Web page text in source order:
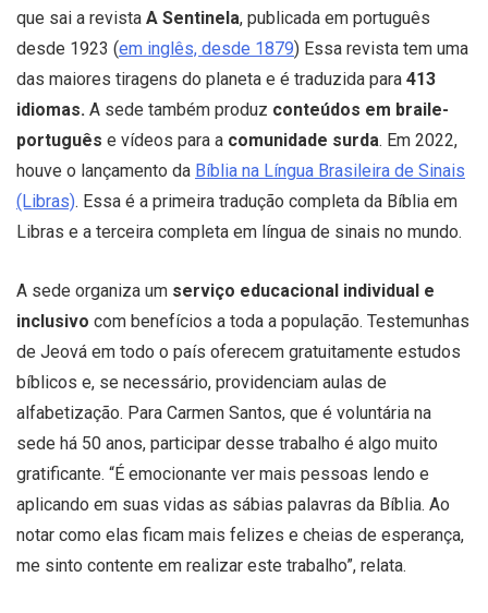
que sai a revista A Sentinela, publicada em português
desde 1923 (em inglês, desde 1879) Essa revista tem uma
das maiores tiragens do planeta e é traduzida para 413
idiomas. A sede também produz conteúdos em braile-
português e vídeos para a comunidade surda. Em 2022,
houve o lançamento da Bíblia na Língua Brasileira de Sinais
(Libras). Essa é a primeira tradução completa da Bíblia em
Libras e a terceira completa em língua de sinais no mundo.
A sede organiza um serviço educacional individual e
inclusivo com benefícios a toda a população. Testemunhas
de Jeová em todo o país oferecem gratuitamente estudos
bíblicos e, se necessário, providenciam aulas de
alfabetização. Para Carmen Santos, que é voluntária na
sede há 50 anos, participar desse trabalho é algo muito
gratificante. “É emocionante ver mais pessoas lendo e
aplicando em suas vidas as sábias palavras da Bíblia. Ao
notar como elas ficam mais felizes e cheias de esperança,
me sinto contente em realizar este trabalho”, relata.